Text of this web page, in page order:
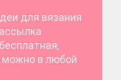
для вязания
можно в любой